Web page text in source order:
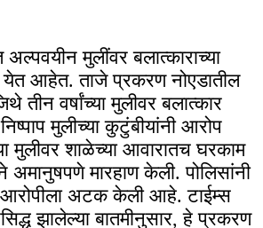
मुलींवर बलात्काराच्या
आहेत. ताजे प्रकरण नोएडातील
वर्षांच्या मुलीवर बलात्कार
निष्पाप मुलीच्या कुटुंबीयांनी आरोप
मुलीवर शाळेच्या आवारातच घरकाम
अमानुषपणे मारहाण केली. पोलिसांनी
अटक केली आहे. टाईम्स
झालेल्या बातमीनुसार, हे प्रकरण